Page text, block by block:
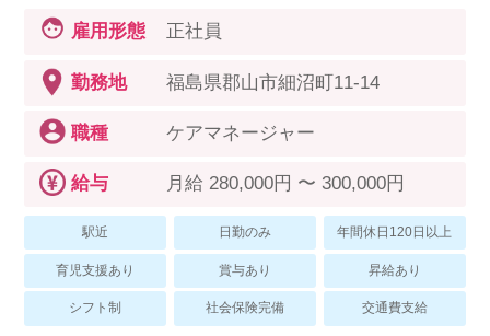
派遣で働く
その他のお問い合わせ
採用担当者様はこちら
介護のリスキリング
キャリアスマイルとは
スマイルカのsmileコラム
FAQ
雇用形態 正社員
勤務地 福島県郡山市細沼町11-14
職種 ケアマネージャー
給与 月給 280,000円 〜 300,000円
駅近 日勤のみ 年間休日120日以上
育児支援あり 賞与あり 昇給あり
シフト制 社会保険完備 交通費支給